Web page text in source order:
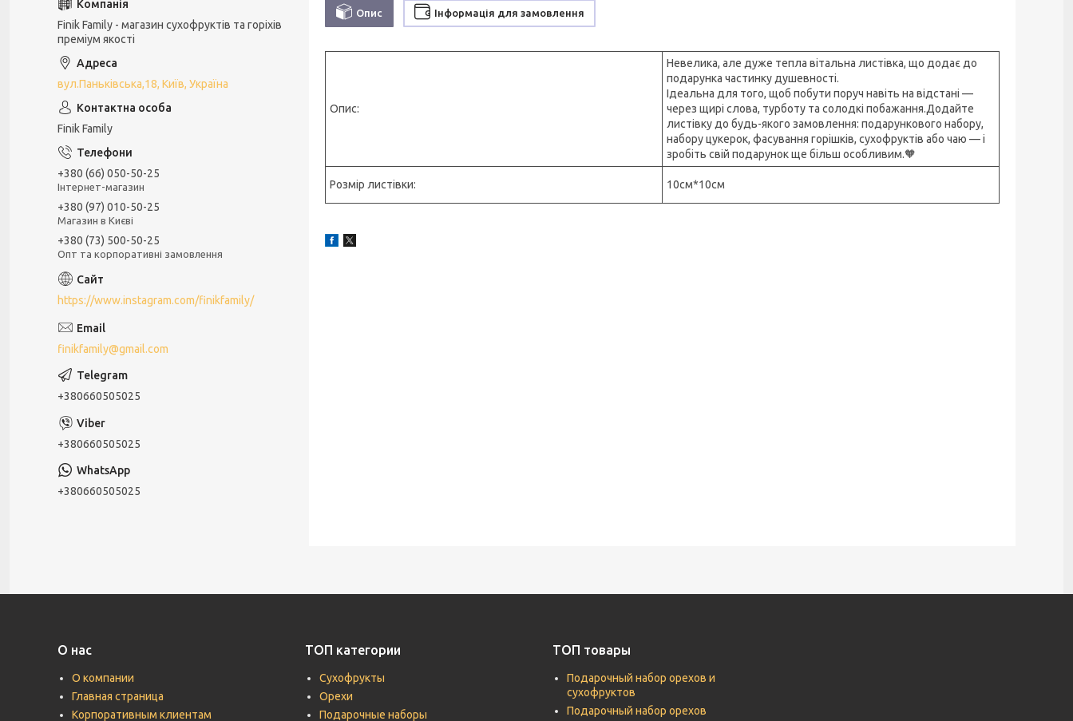
Опис Інформація для замовлення
Опис:
Невелика, але дуже тепла вітальна листівка, що додає до
подарунка частинку душевності.
Ідеальна для того, щоб побути поруч навіть на відстані —
через щирі слова, турботу та солодкі побажання.Додайте
листівку до будь-якого замовлення: подарункового набору,
набору цукерок, фасування горішків, сухофруктів або чаю — і
зробіть свій подарунок ще більш особливим.🧡
Розмір листівки: 10см*10см
Finik Family - магазин сухофруктів та горіхів
преміум якості
вул.Паньківська,18, Київ, Україна
Finik Family
+380 (66) 050-50-25
Інтернет-магазин
+380 (97) 010-50-25
Магазин в Києві
+380 (73) 500-50-25
Опт та корпоративні замовлення
https://www.instagram.com/finikfamily/
finikfamily@gmail.com
+380660505025
+380660505025
+380660505025
О нас
О компании
Главная страница
Корпоративным клиентам
ТОП категории
Сухофрукты
Орехи
Подарочные наборы
ТОП товары
Подарочный набор орехов и
сухофруктов
Подарочный набор орехов